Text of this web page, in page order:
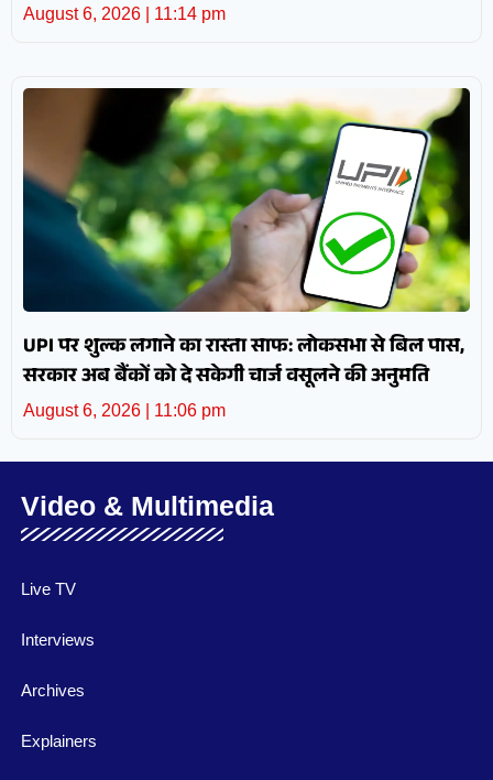
August 6, 2026 11:14 pm
UPI पर शुल्क लगाने का रास्ता साफ: लोकसभा से बिल पास,
सरकार अब बैंकों को दे सकेगी चार्ज वसूलने की अनुमति
August 6, 2026 11:06 pm
Video & Multimedia
Live TV
Interviews
Archives
Explainers